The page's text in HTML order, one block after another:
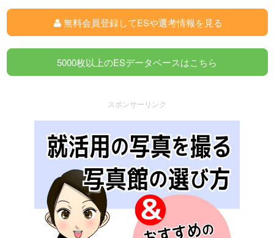
無料会員登録してESや選考情報を見る
5000枚以上のESデータベースはこちら
スポンサーリンク